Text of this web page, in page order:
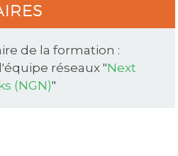
de la formation :
réseaux "Next
(NGN)"